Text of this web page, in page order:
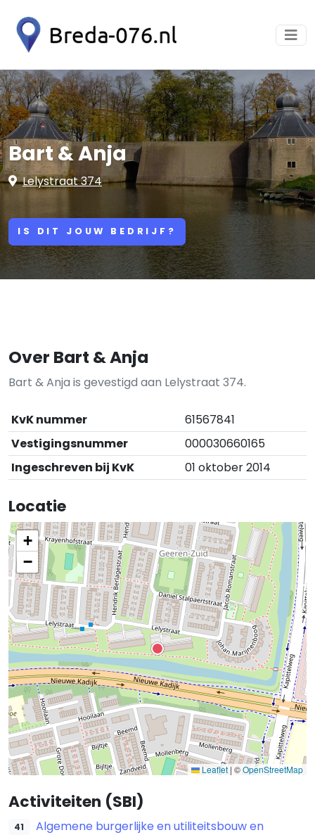
Bart & Anja
Lelystraat 374
IS DIT JOUW BEDRIJF?
Over Bart & Anja
Bart & Anja is gevestigd aan Lelystraat 374.
KvK nummer
61567841
Vestigingsnummer
000030660165
Ingeschreven bij KvK
01 oktober 2014
Locatie
+
−
Leaflet | ©OpenStreetMap
Activiteiten (SBI)
41
Algemene burgerlijke en utiliteitsbouw en